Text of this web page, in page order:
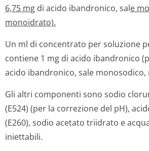
6,75 mg di acido ibandronico, sale
monoidrato).
Un ml di concentrato per soluzione
contiene 1 mg di acido ibandronico
acido ibandronico, sale
Gli altri componenti sono sodio
(E524) (per la correzione del pH),
(E260), sodio acetato triidrato e
iniettabili.